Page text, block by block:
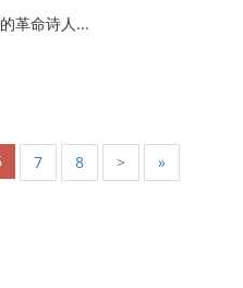
革命诗人...
7 8 > »